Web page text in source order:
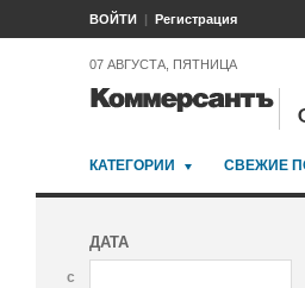
ВОЙТИ Регистрация
07 АВГУСТА, ПЯТНИЦА
КАТЕГОРИИ СВЕЖИЕ
ДАТА
с